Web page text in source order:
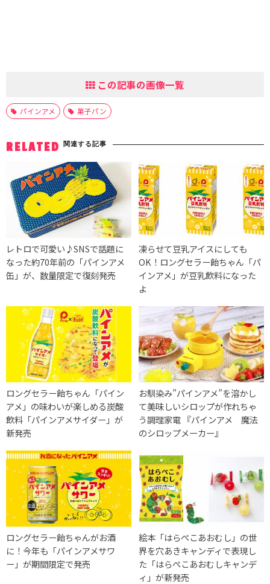
この記事の画像一覧
パインアメ 菓子パン
RELATED 関連する記事
レトロで可愛い♪SNSで話題に
なった約70年前の「パインアメ
缶」が、数量限定で復刻発売
凍らせて豆乳アイスにしても
OK！ロングセラー飴ちゃん「パ
インアメ」が豆乳飲料になった
よ
ロングセラー飴ちゃん「パイン
アメ」の味わいが楽しめる炭酸
飲料「パインアメサイダー」が
新発売
お馴染み”パインアメ”を溶かし
て美味しいシロップが作れちゃ
う調理家電 『パインアメ 魔法
のシロップメーカー』
ロングセラー飴ちゃんがお酒
に！今年も「パインアメサワ
ー」が期間限定で発売
絵本「はらぺこあおむし」の世
界を穴あきキャンディで表現し
た「はらぺこあおむしキャンデ
ィ」が新発売